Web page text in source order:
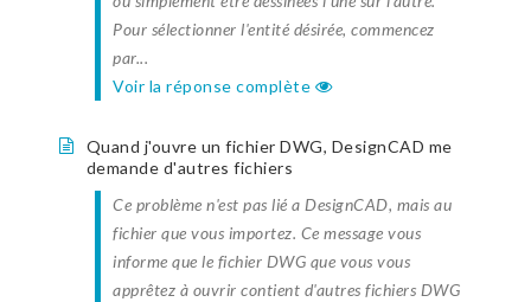
Pour sélectionner l'entité désirée, commencez
par...
Voir la réponse complète
Quand j'ouvre un fichier DWG, DesignCAD me
demande d'autres fichiers
Ce problème n'est pas lié a DesignCAD, mais au
fichier que vous importez. Ce message vous
informe que le fichier DWG que vous vous
apprêtez à ouvrir contient d'autres fichiers DWG